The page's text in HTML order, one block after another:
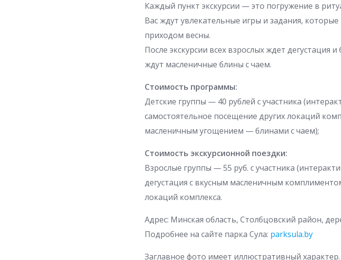
Каждый пункт экскурсии — это погружение в
Вас ждут увлекательные игры и задания,
приходом весны.
После экскурсии всех взрослых ждет дегустация
ждут масленичные блины с чаем.
Стоимость программы:
Детские группы — 40 рублей с участника
самостоятельное посещение других локаций
масленичным угощением — блинами с чаем);
Стоимость экскурсионной поездки:
Взрослые группы — 55 руб. с участника
дегустация с вкусным масленичным
локаций комплекса.
Адрес: Минская область, Столбцовский район,
Подробнее на сайте парка Сула: parksula.by
Заглавное фото имеет иллюстративный характер.